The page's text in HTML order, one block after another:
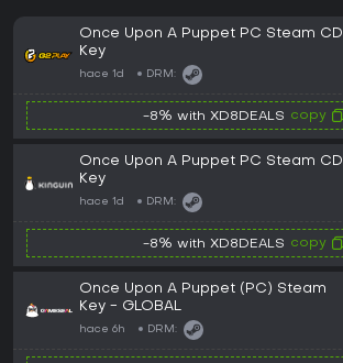
Once Upon A Puppet PC Steam CD
Key
hace 1d DRM:
-8% with XD8DEALS copy
Once Upon A Puppet PC Steam CD
Key
hace 1d DRM:
-8% with XD8DEALS copy
Once Upon A Puppet (PC) Steam
Key - GLOBAL
hace 6h DRM: